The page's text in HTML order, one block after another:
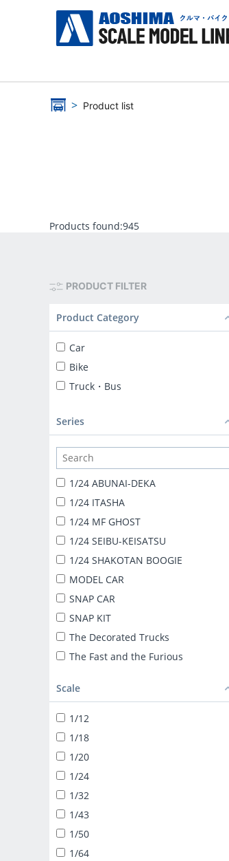
Product list
Products found:945
PRODUCT FILTER
Product Category
Car
Bike
Truck・Bus
Series
1/24 ABUNAI-DEKA
1/24 ITASHA
1/24 MF GHOST
1/24 SEIBU-KEISATSU
1/24 SHAKOTAN BOOGIE
MODEL CAR
SNAP CAR
SNAP KIT
The Decorated Trucks
The Fast and the Furious
TUNED CAR
SNAP KIT
SUPER CAR
1/24 LIBERTY WALK
TUNED PARTS
BIKE
1/12 DIECAST MOTORCYCLE
1/32 TRUCK-YAROU
1/32 VALUE DEKOTORA
Scale
1/12
1/18
1/20
1/24
1/32
1/43
1/50
1/64